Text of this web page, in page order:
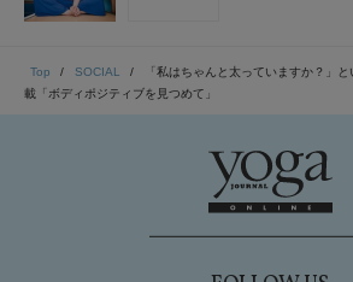
Top SOCIAL
「私はちゃんと太っていますか？」
載「ボディポジティブを見つめて」